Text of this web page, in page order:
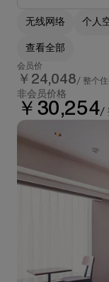
无线网络 个人
查看全部
会员价
￥24,048/ 整个住
非会员价格
￥30,254/